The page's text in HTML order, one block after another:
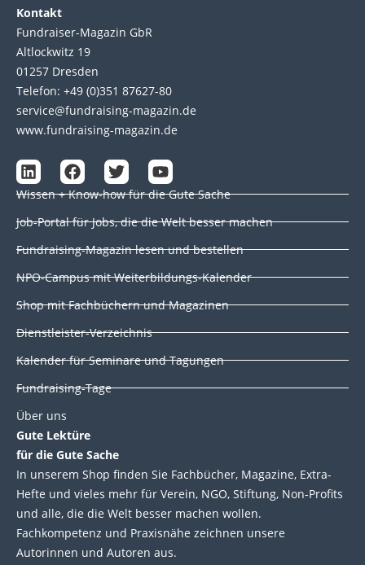
Kontakt
Fundraiser-Magazin GbR
Altlockwitz 19
01257 Dresden
Telefon: +49 (0)351 87627-80
service@fundraising-magazin.de
www.fundraising-magazin.de
L
i
n
k
e
d
n
F
a
c
e
b
o
k
T
w
i
t
e
Y
o
u
t
u
b
Wissen + Know-how für die Gute Sache
Job-Portal für Jobs, die die Welt besser machen
Fundraising-Magazin lesen und bestellen
NPO-Campus mit Weiterbildungs-Kalender
Shop mit Fachbüchern und Magazinen
Dienstleister-Verzeichnis
Kalender für Seminare und Tagungen
Fundraising-Tage
Über uns
Gute Lektüre
für die Gute Sache
In unserem Shop finden Sie Fachbücher, Magazine, Extra-
Hefte und vieles mehr für Verein, NGO, Stiftung, Non-Profits
und alle, die die Welt besser machen wollen.
Fachkompetenz und Praxisnähe zeichnen unsere
Autorinnen und Autoren aus.